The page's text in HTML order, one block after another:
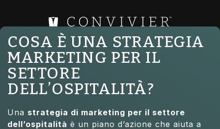
COSA È UNA STRATEGIA
MARKETING PER IL
SETTORE
DELL’OSPITALITÀ?
Una strategia di marketing per il settore
dell’ospitalità è un piano d’azione che aiuta a